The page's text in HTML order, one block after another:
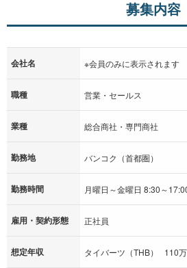
募集内容
会社名 ※会員のみに表示されます
職種 営業・セールス
業種 総合商社・専門商社
勤務地 バンコク（首都圏）
勤務時間 月曜日～金曜日 8:30～
雇用・契約形態 正社員
想定年収 タイバーツ（THB） 110